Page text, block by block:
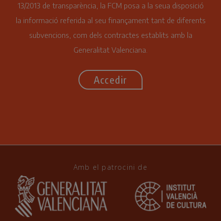
13/2013 de transparència, la FCM posa a la seua disposició
la informació referida al seu finançament tant de diferents
subvencions, com dels contractes establits amb la
Generalitat Valenciana.
Accedir
Amb el patrocini de